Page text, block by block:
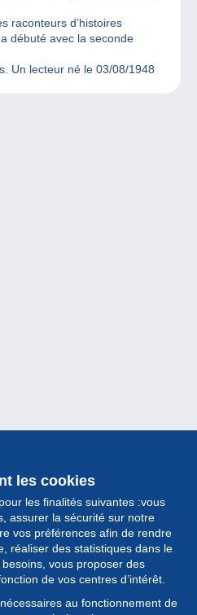
raconteurs d’histoires
débuté avec la seconde
Un lecteur né le 03/08/1948
les cookies
les finalités suivantes :vous
assurer la sécurité sur notre
vos préférences afin de rendre
réaliser des statistiques dans le
vous proposer des
de vos centres d’intérêt.
au fonctionnement de